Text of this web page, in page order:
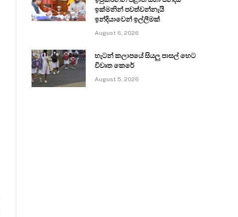
ඉක්මනින් පවත්වන්නැයි
ඉන්දියාවෙන් ඉල්ලීමක්
August 6, 2026
හැටන් කලාපයේ සියලු පාසල් හෙට
විවෘත කෙරේ
August 5, 2026